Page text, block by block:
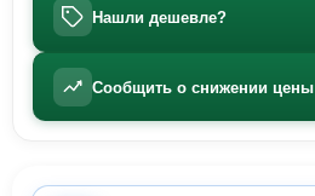
Нашли дешевле?
Сообщить о снижении цены